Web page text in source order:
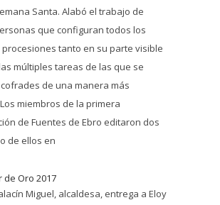
Santa. Alabó el trabajo de
que configuran todos los
tanto en su parte visible
múltiples tareas de las que se
de una manera más
miembros de la primera
de Fuentes de Ebro editaron dos
de ellos en
Miguel, alcaldesa, entrega a Eloy